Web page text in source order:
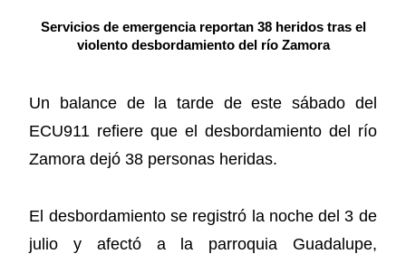
Servicios de emergencia reportan 38 heridos tras el
violento desbordamiento del río Zamora
Un balance de la tarde de este sábado del
ECU911 refiere que el desbordamiento del río
Zamora dejó 38 personas heridas.
El desbordamiento se registró la noche del 3 de
julio y afectó a la parroquia Guadalupe,